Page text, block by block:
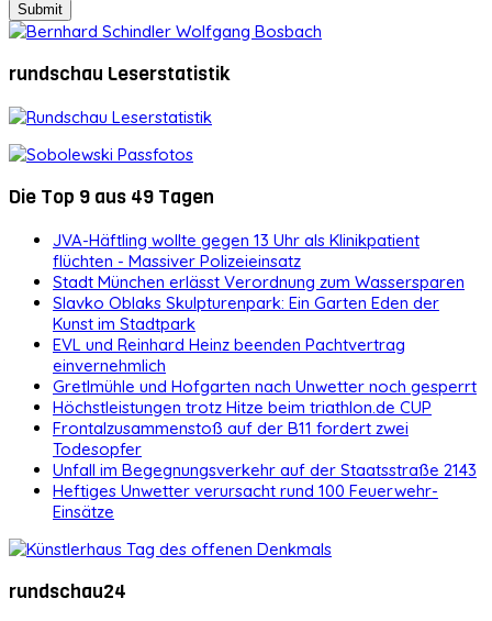
rundschau Leserstatistik
Die Top 9 aus 49 Tagen
JVA-Häftling wollte gegen 13 Uhr als Klinikpatient
flüchten - Massiver Polizeieinsatz
Stadt München erlässt Verordnung zum Wassersparen
Slavko Oblaks Skulpturenpark: Ein Garten Eden der
Kunst im Stadtpark
EVL und Reinhard Heinz beenden Pachtvertrag
einvernehmlich
Gretlmühle und Hofgarten nach Unwetter noch gesperrt
Höchstleistungen trotz Hitze beim triathlon.de CUP
Frontalzusammenstoß auf der B11 fordert zwei
Todesopfer
Unfall im Begegnungsverkehr auf der Staatsstraße 2143
Heftiges Unwetter verursacht rund 100 Feuerwehr-
Einsätze
rundschau24